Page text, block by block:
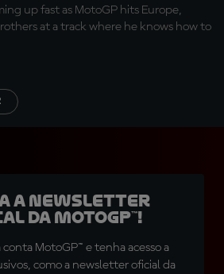
up fast as MotoGP hits Europe,
at a track where he knows how to
a newsletter
da MotoGP™!
MotoGP™ e tenha acesso a
como a newsletter oficial da